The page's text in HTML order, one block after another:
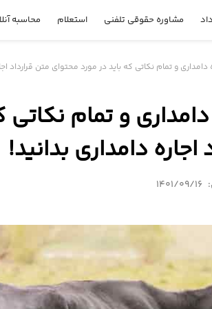
مشاوره حقوقی تلفنی استعلام محاسبه
دامداری و تمام نکاتی که باید در مورد محتوای متن قرارداد
دامداری و تمام
دامداری بدانید!
1401/09/16